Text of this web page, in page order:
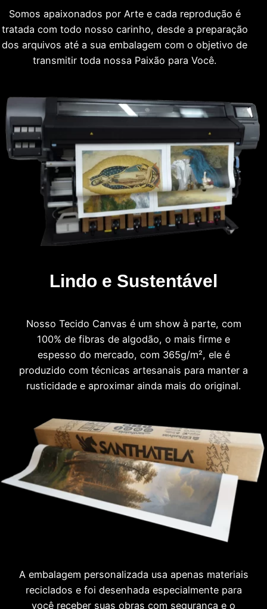
Somos apaixonados por Arte e cada reprodução é
tratada com todo nosso carinho, desde a preparação
dos arquivos até a sua embalagem com o objetivo de
transmitir toda nossa Paixão para Você.
Lindo e Sustentável
Nosso Tecido Canvas é um show à parte, com
100% de fibras de algodão, o mais firme e
espesso do mercado, com 365g/m², ele é
produzido com técnicas artesanais para manter a
rusticidade e aproximar ainda mais do original.
A embalagem personalizada usa apenas materiais
reciclados e foi desenhada especialmente para
você receber suas obras com segurança e o